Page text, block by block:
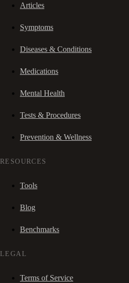
Articles
Symptoms
Diseases & Conditions
Medications
Mental Health
Tests & Procedures
Prevention & Wellness
RESOURCES
Tools
Blog
Benchmarks
LEGAL
Terms of Service